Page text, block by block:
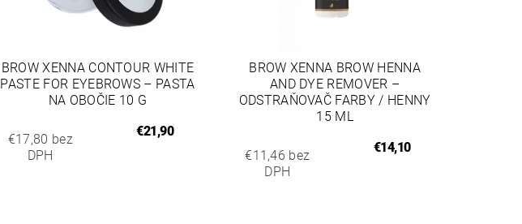
BROW XENNA CONTOUR WHITE
PASTE FOR EYEBROWS – PASTA
NA OBOČIE 10 G
€17,80 bez
DPH
€21,90
BROW XENNA BROW HENNA
AND DYE REMOVER –
ODSTRAŇOVAČ FARBY / HENNY
15 ML
€11,46 bez
DPH
€14,10